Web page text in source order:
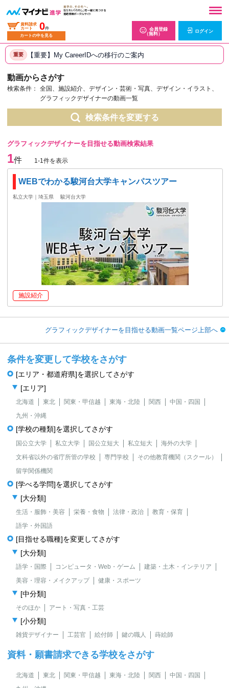
資料請求
カート
0件
カートの中を見る
会員登録
（無料）
ログイン
重要 【重要】My CareerIDへの移行のご案内
動画からさがす
検索条件：
全国、施設紹介、デザイン・芸術・写真、デザイン・イラスト、
グラフィックデザイナーの動画一覧
検索条件を変更する
グラフィックデザイナーを目指せる動画検索結果
1件 1-1件を表示
WEBでわかる駿河台大学キャンパスツアー
私立大学｜埼玉県 駿河台大学
施設紹介
グラフィックデザイナーを目指せる動画一覧ページ上部へ
条件を変更して学校をさがす
[エリア・都道府県]を選択してさがす
[エリア]
北海道 東北 関東・甲信越 東海・北陸 関西
中国・四国
九州・沖縄
[学校の種類]を選択してさがす
国公立大学 私立大学 国公立短大 私立短大
海外の大学
文科省以外の省庁所管の学校
専門学校
その他教育機関（スクール）
留学関係機関
[学べる学問]を選択してさがす
[大分類]
生活・服飾・美容 栄養・食物 法律・政治
教育・保育
語学・外国語
[目指せる職種]を変更してさがす
[大分類]
語学・国際 コンピュータ・Web・ゲーム
建築・土木・インテリア
美容・理容・メイクアップ
健康・スポーツ
[中分類]
そのほか アート・写真・工芸
[小分類]
雑貨デザイナー 工芸官 絵付師 鍵の職人 蒔絵師
資料・願書請求できる学校をさがす
北海道 東北 関東・甲信越 東海・北陸 関西
中国・四国